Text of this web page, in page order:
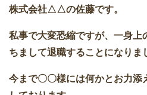
株式会社△△の佐藤です。
私事で大変恐縮ですが、一身
ちまして退職することになりま
今まで〇〇様には何かとお力添